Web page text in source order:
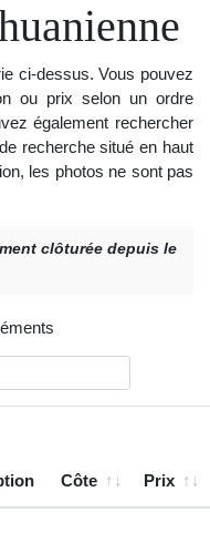
ci-dessus. Vous pouvez
ou prix selon un ordre
également rechercher
recherche situé en haut
les photos ne sont pas
clôturée depuis le
Côte Prix